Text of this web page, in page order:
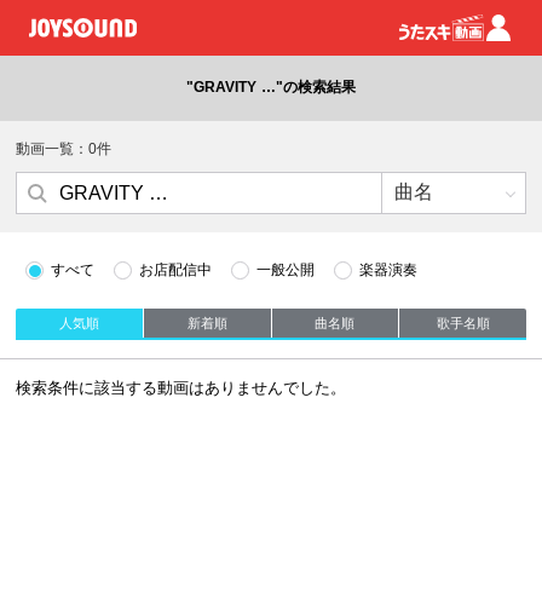
"GRAVITY …"の検索結果
動画一覧：0件
すべて お店配信中 一般公開 楽器演奏
人気順 新着順 曲名順 歌手名順
検索条件に該当する動画はありませんでした。